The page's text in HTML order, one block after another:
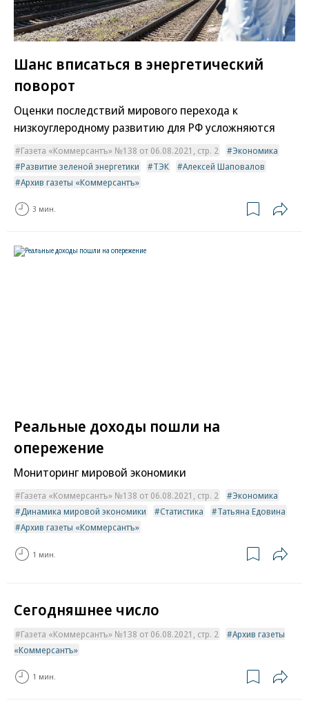
Шанс вписаться в энергетический
поворот
Оценки последствий мирового перехода к
низкоуглеродному развитию для РФ усложняются
Газета «Коммерсантъ» №138 от 06.08.2021, стр. 2
Экономика
Развитие зеленой энергетики
ТЭК
Алексей Шаповалов
Архив газеты «Коммерсантъ»
3 мин.
Реальные доходы пошли на
опережение
Мониторинг мировой экономики
Газета «Коммерсантъ» №138 от 06.08.2021, стр. 2
Экономика
Динамика мировой экономики
Статистика
Татьяна Едовина
Архив газеты «Коммерсантъ»
1 мин.
Сегодняшнее число
Газета «Коммерсантъ» №138 от 06.08.2021, стр. 2
Архив газеты
«Коммерсантъ»
1 мин.